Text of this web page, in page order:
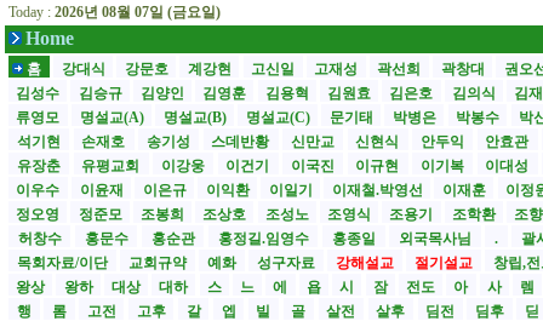
Today : 2026년 08월 07일 (금요일)
Home
홈 강대식 강문호 계강현 고신일 고재성 곽선희 곽창대
권오
김성수
김승규 김양인 김영훈 김용혁 김원효 김은호 김의식
김
류영모
명설교(A) 명설교(B) 명설교(C) 문기태 박병은 박봉수
박
석기현
손재호 송기성 스데반황 신만교 신현식 안두익
안효관
유장춘
유평교회 이강웅 이건기 이국진 이규현 이기복
이대성
이우수
이윤재 이은규 이익환 이일기 이재철.박영선 이재훈
이정
정오영
정준모 조봉희 조상호 조성노 조영식 조용기 조학환
조
허창수
홍문수 홍순관 홍정길.임영수 홍종일 외국목사님 .
괄
목회자료/이단
교회규약 예화 성구자료 강해설교 절기설교
창립,
왕상
왕하 대상 대하 스 느 에 욥 시 잠 전도 아 사
렘
행
롬 고전 고후 갈 엡 빌 골 살전 살후 딤전 딤후
딛